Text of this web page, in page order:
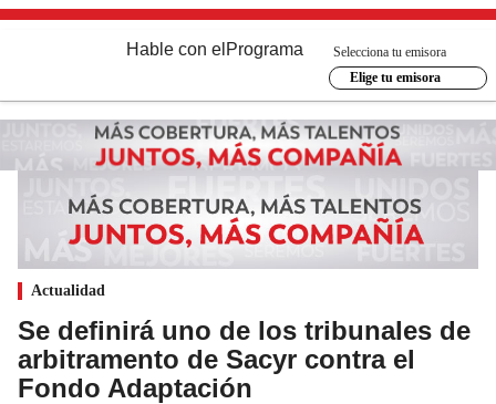
Hable con el Programa
Selecciona tu emisora
Elige tu emisora
Actualidad
Se definirá uno de los tribunales de
arbitramento de Sacyr contra el
Fondo Adaptación